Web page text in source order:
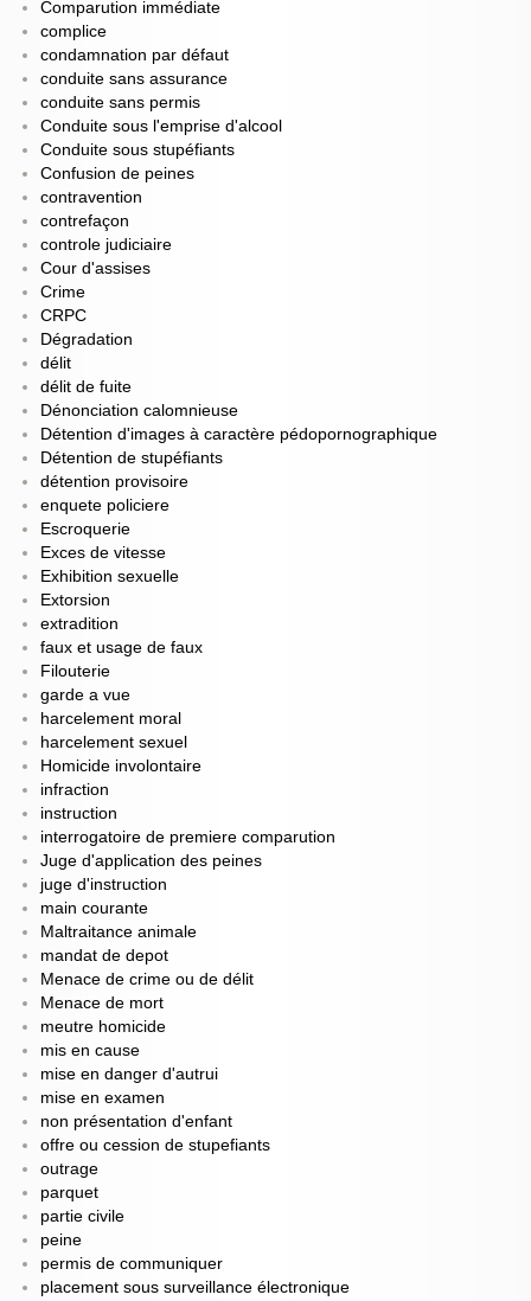
Comparution immédiate
complice
condamnation par défaut
conduite sans assurance
conduite sans permis
Conduite sous l'emprise d'alcool
Conduite sous stupéfiants
Confusion de peines
contravention
contrefaçon
controle judiciaire
Cour d'assises
Crime
CRPC
Dégradation
délit
délit de fuite
Dénonciation calomnieuse
Détention d'images à caractère pédopornographique
Détention de stupéfiants
détention provisoire
enquete policiere
Escroquerie
Exces de vitesse
Exhibition sexuelle
Extorsion
extradition
faux et usage de faux
Filouterie
garde a vue
harcelement moral
harcelement sexuel
Homicide involontaire
infraction
instruction
interrogatoire de premiere comparution
Juge d'application des peines
juge d'instruction
main courante
Maltraitance animale
mandat de depot
Menace de crime ou de délit
Menace de mort
meutre homicide
mis en cause
mise en danger d'autrui
mise en examen
non présentation d'enfant
offre ou cession de stupefiants
outrage
parquet
partie civile
peine
permis de communiquer
placement sous surveillance électronique